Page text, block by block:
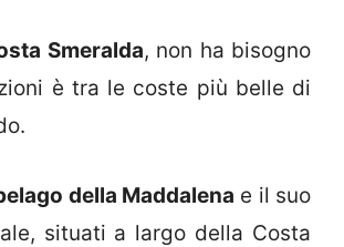
Smeralda, non ha bisogno
è tra le coste più belle di
della Maddalena e il suo
situati a largo della Costa